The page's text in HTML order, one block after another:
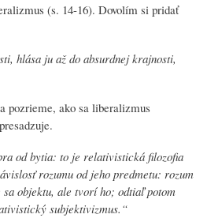
(s. 14-16). Dovolím si pridať
hlása ju až do absurdnej krajnosti,
pozrieme, ako sa liberalizmus
od bytia: to je relativistická filozofia
rozumu od jeho predmetu: rozum
objektu, ale tvorí ho; odtiaľ potom
subjektivizmus.“